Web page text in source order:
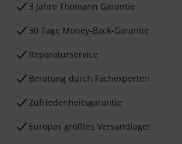
3 Jahre Thomann Garantie
30 Tage Money-Back-Garantie
Reparaturservice
Beratung durch Fachexperten
Zufriedenheitsgarantie
Europas größtes Versandlager